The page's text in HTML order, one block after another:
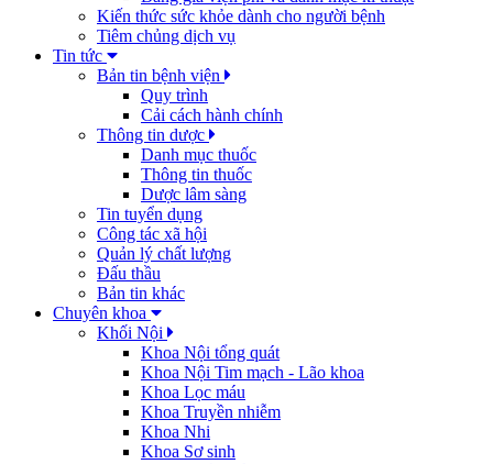
Kiến thức sức khỏe dành cho người bệnh
Tiêm chủng dịch vụ
Tin tức
Bản tin bệnh viện
Quy trình
Cải cách hành chính
Thông tin dược
Danh mục thuốc
Thông tin thuốc
Dược lâm sàng
Tin tuyển dụng
Công tác xã hội
Quản lý chất lượng
Đấu thầu
Bản tin khác
Chuyên khoa
Khối Nội
Khoa Nội tổng quát
Khoa Nội Tim mạch - Lão khoa
Khoa Lọc máu
Khoa Truyền nhiễm
Khoa Nhi
Khoa Sơ sinh